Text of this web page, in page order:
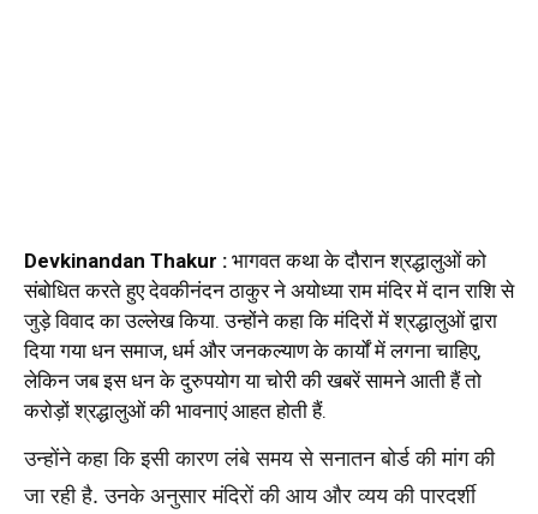
Devkinandan Thakur : भागवत कथा के दौरान श्रद्धालुओं को
संबोधित करते हुएदेवकीनंदनठाकुर ने अयोध्या राम मंदिर में दान राशि से
जुड़े विवाद का उल्लेख किया. उन्होंने कहा कि मंदिरों में श्रद्धालुओं द्वारा
दिया गया धन समाज, धर्म और जनकल्याण के कार्यों में लगना चाहिए,
लेकिन जब इस धन के दुरुपयोग या चोरी की खबरें सामने आती हैं तो
करोड़ों श्रद्धालुओं की भावनाएं आहत होती हैं.
उन्होंने कहा कि इसी कारण लंबे समय से सनातन बोर्ड की मांग की
जा रही है. उनके अनुसार मंदिरों की आय और व्यय की पारदर्शी